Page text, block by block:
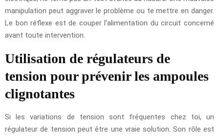
manipulation peut aggraver le problème ou te mettre en danger.
Le bon réflexe est de couper l’alimentation du circuit concerné
avant toute intervention.
Utilisation de régulateurs de
tension pour prévenir les ampoules
clignotantes
Si les variations de tension sont fréquentes chez toi, un
régulateur de tension peut être une vraie solution. Son rôle est